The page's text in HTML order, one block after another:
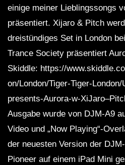
einige meiner Lieblingssongs
präsentiert. Xijaro & Pitch
dreistündiges Set in London
Trance Society präsentiert
Skiddle: https://
on/London/Tiger-Tiger-
presents-Aurora-w-
Ausgabe wurde von DJM-A9
Video und „Now Playing“-
der neuesten Version der
Pioneer auf einem iPad Mini